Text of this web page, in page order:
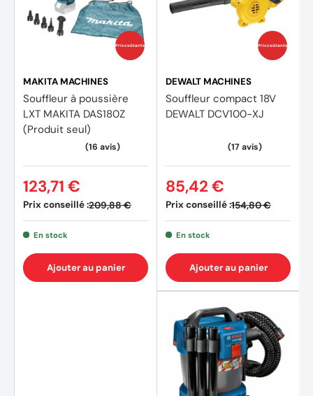
Prix coûtants
MAKITA MACHINES
Souffleur à poussière
LXT MAKITA DAS180Z
(Produit seul)
Prix conseillé :209,88 €
123,71 €
En stock
Ajouter au panier
Prix coûtants
DEWALT MACHINES
Souffleur compact 18V
DEWALT DCV100-XJ
Prix conseillé :154,80 €
85,42 €
En stock
Ajouter au panier